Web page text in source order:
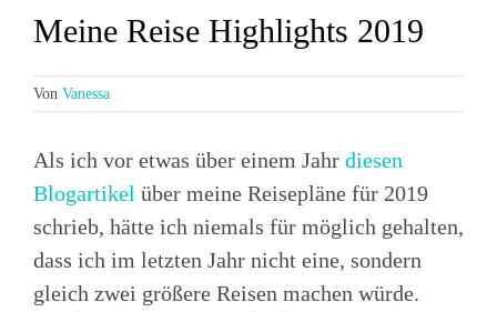
Meine Reise Highlights 2019
Von Vanessa
Als ich vor etwas über einem Jahr diesen
Blogartikel über meine Reisepläne für 2019
schrieb, hätte ich niemals für möglich gehalten,
dass ich im letzten Jahr nicht eine, sondern
gleich zwei größere Reisen machen würde.